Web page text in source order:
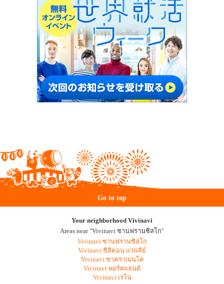
Go to top
Your neighborhood Vivinavi
Areas near "Vivinavi ซานฟรานซิสโก"
Vivinavi ซานฟรานซิสโก
Vivinavi ซิลิคอน แวนลีย์
Vivinavi ซาคราเมนโต
Vivinavi พอร์ตแลนด์
Vivinavi เรโน